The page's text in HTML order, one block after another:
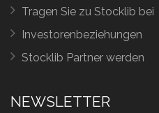
Tragen Sie zu Stocklib bei
Investorenbeziehungen
Stocklib Partner werden
NEWSLETTER